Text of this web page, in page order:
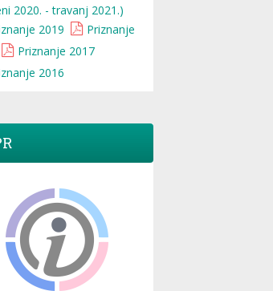
2020. - travanj 2021.)
2019
Priznanje
Priznanje 2017
2016